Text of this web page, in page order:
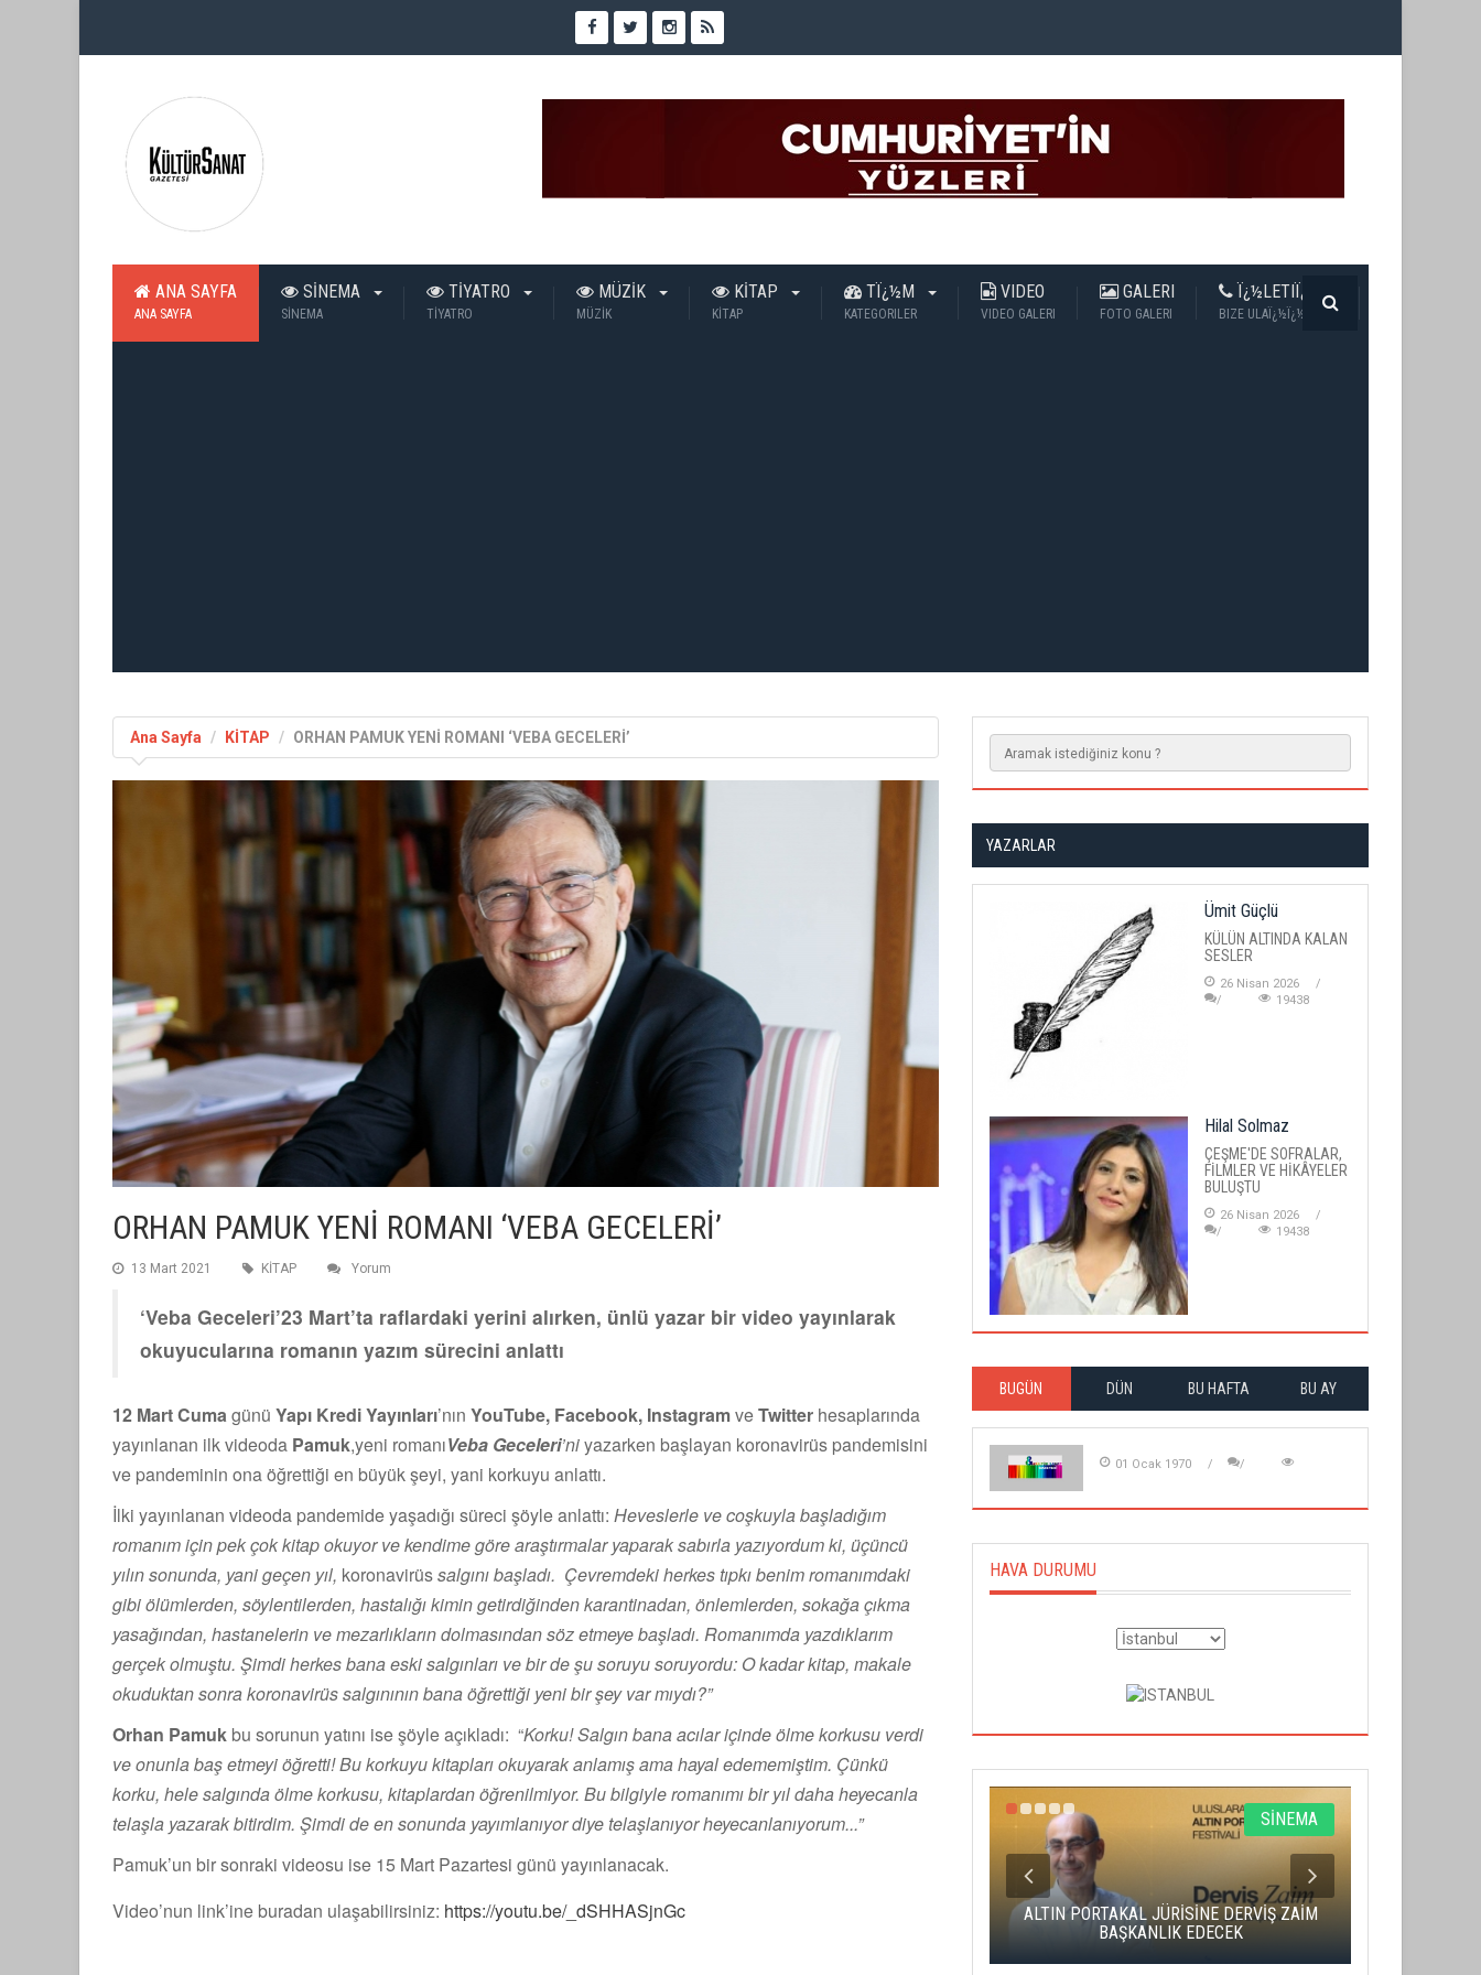
ANA SAYFA
ANA SAYFA
SİNEMA
SİNEMA
TİYATRO
TİYATRO
MÜZİK
MÜZİK
KİTAP
KİTAP
TÏ¿½M
KATEGORILER
VIDEO
VIDEO GALERI
GALERI
FOTO GALERI
Ï¿½LETIÏ¿½IM
BIZE ULAÏ¿½Ï¿½N
Ana Sayfa KİTAP ORHAN PAMUK YENİ ROMANI ‘VEBA GECELERİ’
ORHAN PAMUK YENİ ROMANI ‘VEBA GECELERİ’
13 Mart 2021 KİTAP Yorum
‘Veba Geceleri’23 Mart’ta raflardaki yerini alırken, ünlü yazar bir video yayınlarak
okuyucularına romanın yazım sürecini anlattı
12 Mart Cumagünü Yapı Kredi Yayınları’nın YouTube, Facebook, InstagramveTwitter hesaplarında
yayınlanan ilk videoda Pamuk,yeni romanıVeba Geceleri’niyazarken başlayan koronavirüs pandemisini
ve pandeminin ona öğrettiği en büyük şeyi, yani korkuyu anlattı.
İlki yayınlanan videoda pandemide yaşadığı süreci şöyle anlattı: Heveslerle ve coşkuyla başladığım
romanım için pek çok kitap okuyor ve kendime göre araştırmalar yaparak sabırla yazıyordum ki, üçüncü
yılın sonunda, yani geçen yıl, koronavirüssalgını başladı. Çevremdeki herkes tıpkı benim romanımdaki
gibi ölümlerden, söylentilerden, hastalığı kimin getirdiğinden karantinadan, önlemlerden, sokağa çıkma
yasağından, hastanelerin ve mezarlıkların dolmasından söz etmeye başladı. Romanımda yazdıklarım
gerçek olmuştu. Şimdi herkes bana eski salgınları ve bir de şu soruyu soruyordu: O kadar kitap, makale
okuduktan sonra koronavirüs salgınının bana öğrettiği yeni bir şey var mıydı?”
Orhan Pamuk bu sorunun yatını ise şöyle açıkladı: “Korku! Salgın bana acılar içinde ölme korkusu verdi
ve onunla baş etmeyi öğretti! Bu korkuyu kitapları okuyarak anlamış ama hayal edememiştim. Çünkü
korku, hele salgında ölme korkusu, kitaplardan öğrenilmiyor. Bu bilgiyle romanımı bir yıl daha heyecanla
telaşla yazarak bitirdim. Şimdi de en sonunda yayımlanıyor diye telaşlanıyor heyecanlanıyorum...”
Pamuk’un bir sonraki videosu ise 15 Mart Pazartesi günü yayınlanacak.
Video’nun link’ine buradan ulaşabilirsiniz: https://youtu.be/_dSHHASjnGc
YAZARLAR
Ümit Güçlü
KÜLÜN ALTINDA KALAN
SESLER
26 Nisan 2026
19438
Hilal Solmaz
ÇEŞME'DE SOFRALAR,
FİLMLER VE HİKÂYELER
BULUŞTU
26 Nisan 2026
19438
BUGÜN DÜN BU HAFTA BU AY
01 Ocak 1970
HAVA DURUMU
GÖRSEL SANATLAR
TUZBİBER, EDİNBURGH FRİNGE'DEKİ İLK
SİNEMA
ALTIN PORTAKAL JÜRİSİNE DERVİŞ ZAİM
BAŞKANLIK EDECEK